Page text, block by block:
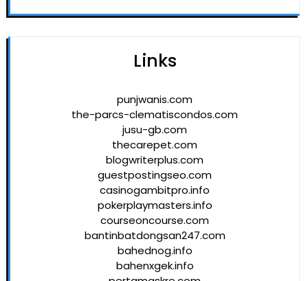
Links
punjwanis.com
the-parcs-clematiscondos.com
jusu-gb.com
thecarepet.com
blogwriterplus.com
guestpostingseo.com
casinogambitpro.info
pokerplaymasters.info
courseoncourse.com
bantinbatdongsan247.com
bahednog.info
bahenxgek.info